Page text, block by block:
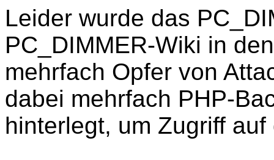
Leider wurde das
PC_DIMMER-Wiki in
mehrfach Opfer von
dabei mehrfach PHP-
hinterlegt, um Zugriff